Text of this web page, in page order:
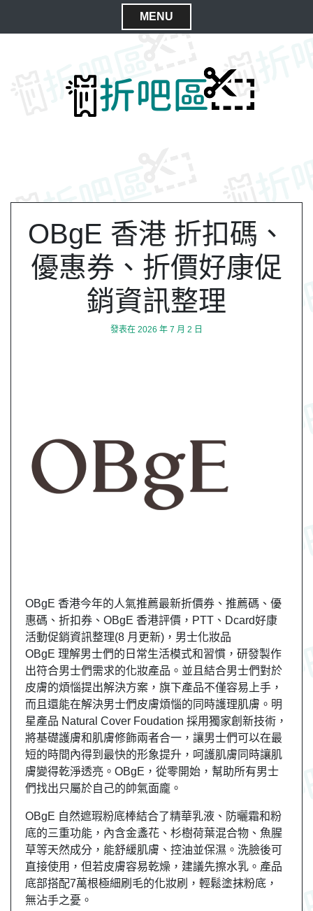
MENU
C
OBgE 香港 折扣碼、
優惠券、折價好康促
銷資訊整理
發表在 2026 年 7 月 2 日
OBgE 香港今年的人氣推薦最新折價券、推薦碼、優
惠碼、折扣券、OBgE 香港評價，PTT、Dcard好康
活動促銷資訊整理(8 月更新)，男士化妝品
OBgE 理解男士們的日常生活模式和習慣，研發製作
出符合男士們需求的化妝產品。並且結合男士們對於
皮膚的煩惱提出解決方案，旗下產品不僅容易上手，
而且還能在解決男士們皮膚煩惱的同時護理肌膚。明
星產品 Natural Cover Foudation 採用獨家創新技術，
將基礎護膚和肌膚修飾兩者合一，讓男士們可以在最
短的時間內得到最快的形象提升，呵護肌膚同時讓肌
膚變得乾淨透亮。OBgE，從零開始，幫助所有男士
們找出只屬於自己的帥氣面龐。
OBgE 自然遮瑕粉底棒結合了精華乳液、防曬霜和粉
底的三重功能，內含金盞花、杉樹荷葉混合物、魚腥
草等天然成分，能舒緩肌膚、控油並保濕。洗臉後可
直接使用，但若皮膚容易乾燥，建議先擦水乳。產品
底部搭配7萬根極細刷毛的化妝刷，輕鬆塗抹粉底，
無沾手之憂。